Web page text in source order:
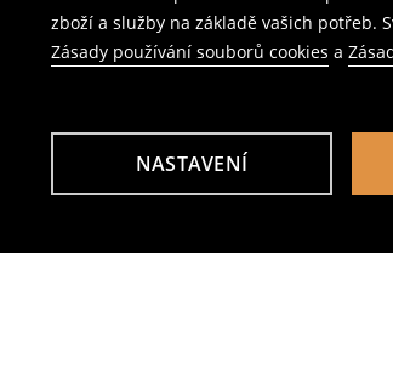
zboží a služby na základě vašich potřeb.
Zásady používání souborů cookies a
NASTAVENÍ